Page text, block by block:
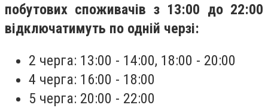
побутових споживачів з 13:00 до 22:00
відключатимуть по одній черзі:
2 черга: 13:00 - 14:00, 18:00 - 20:00
4 черга: 16:00 - 18:00
5 черга: 20:00 - 22:00